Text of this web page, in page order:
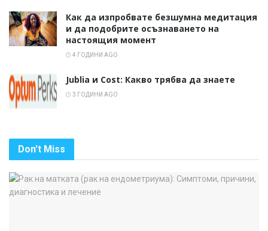
Как да изпробвате безшумна медитация
и да подобрите осъзнаването на
настоящия момент
4 ГОДИНИ AGO
Jublia и Cost: Какво трябва да знаете
3 ГОДИНИ AGO
Don't Miss